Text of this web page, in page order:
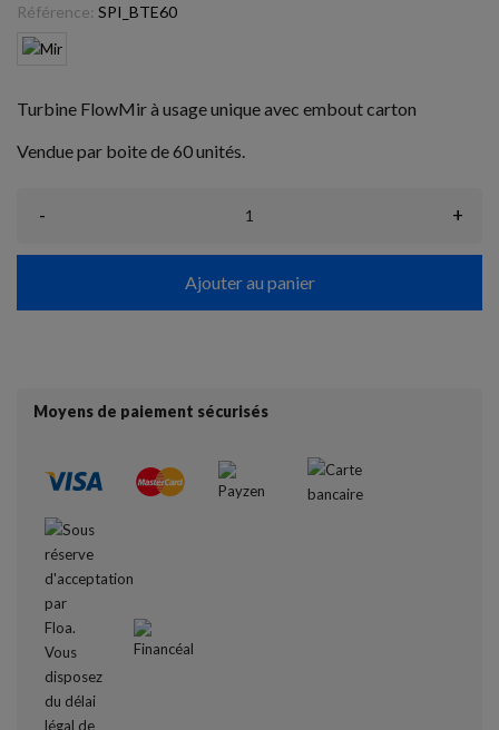
Référence: SPI_BTE60
Turbine FlowMir à usage unique avec embout carton
Vendue par boite de 60 unités.
- +
Ajouter au panier
Moyens de paiement sécurisés